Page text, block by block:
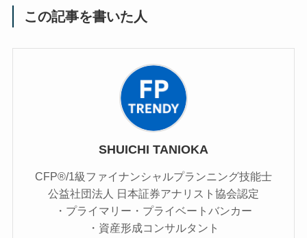
この記事を書いた人
SHUICHI TANIOKA
CFP®/1級ファイナンシャルプランニング技能士
公益社団法人 日本証券アナリスト協会認定
・プライマリー・プライベートバンカー
・資産形成コンサルタント